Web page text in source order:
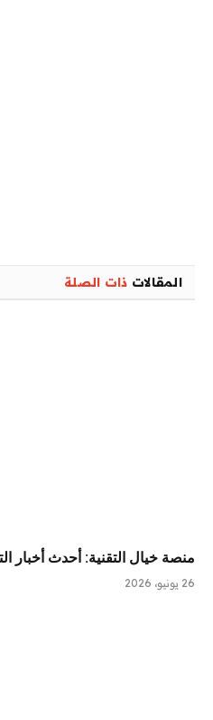
المقالات ذات الصلة
منصة خيال التقنية: أحدث أخبار
26 يونيو، 2026